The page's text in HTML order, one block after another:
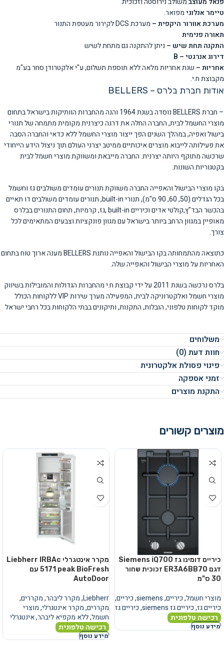
טיימר אנלוגימפואר.
מערכת אוורור היקפית – מערכת DCS לקירור מעטפת התנור
תאורה פנימית
התקנה תחת שיש – ניתן להתקנה גם מתחת לשיש
דירוג אנרגטי – B
אחריות – שנת אחריות מלאה ללא תוספת תשלום, ע"י אלקטרודן סחר בע"מ
מקבוצת ח.י.
אודות חברת בלרס – BELLERS
– חברת BELLERS נוסדה בשנת 1964 והנה מהחברות הוותיקות בישראל בתחום
מוצרי החשמל לבית, החברה החלה את דרגה כיצרנית מקומית מתמחה של תנורי
בישול ואפיה, במהלך השנים הפך ייצור מוצרי החשמל ללא כדאי והחברה הסבה
את פעילותה לייבוא מוצרים איכותיים ממיטב יצרני העולם תוך ניצול הידע הייחודי
שרכשה מתוקף היותה יצרנית. החברה מייבאת ומשווקת מוצרי חשמל לבית
בקטגוריות השונות.
בקו מוצרי הבישול והאפייה החברה משווקת תנורים עומדים משולבים גז וחשמל
בכל הגדלים (50, 60, 90 ס"מ), תנורי built-in, תנורים עומדים משולבים דו תאיים
בהכשר הבד"ץ,קולטי אדים וכיריים built-in ,גז, קרמיות, תחום התנורים בבלרס
מאופיין במגוון הרחב ביותר בישראל עם מגוון פונקציות וצבעים המתאימים לכל
צורך.
כתוצאה מהתמחותה בקו הבישול והאפייה נותנת BELLERS מענה ארוך טוח בתחום
האחריות על מוצרי הבישול והאפייה שלה.
בלרס נרכשה בשנת 2011 על ידי קבוצת ח.י מהחברות הגדולות והמובילות בשיווק
מוצרי חשמל ואלקטרוניקה לבית, המפעילה מערך שירות VIP ללקוחות הכולל
מוקד לקוחות טלפוני, הובלות, התקנות, ותיקונים בבתי הלקוחות בכל רחבי ישראל
משלוחים
חוות דעת (0)
פינוי פסולת אלקטרונית
זמני אספקה
התקנת מוצרים
מוצרים קשורים
כיריים דומינו גז Siemens iQ700
דגם ER3A6BB70 זכוכית שחור
30 ס"מ
מוצרי חשמל,כיריים,
siemens
,כיריים,
כיריים גז,כיריים גז siemens ,כיריים גז
רכישה טלפונית
מידע נוסף
מקרר אינטגרלי Liebherr IRBAc
5171 peak BioFresh עם
AutoDoor
Liebherr
,מקרר ליבהר,מקררים,
מקררים,מקרר אינטגרלי,מוצרי
חשמל,ללא מקפיא ליבהר,אינטגרלי
רכישה טלפונית
מידע נוסף